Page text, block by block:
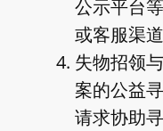
公示平台
或客服渠道
失物招领
案的公益
请求协助寻